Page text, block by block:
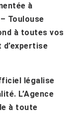
à
Toulouse
à toutes vos
légalise
L’Agence
à toute